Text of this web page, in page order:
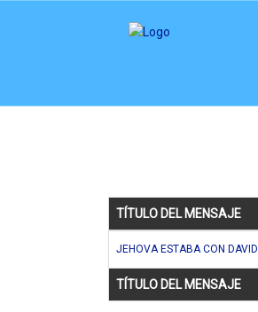
TÍTULO DEL MENSAJE
JEHOVA ESTABA CON DAVID
TÍTULO DEL MENSAJE